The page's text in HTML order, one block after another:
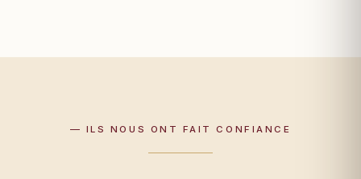
— ILS NOUS ONT FAIT CONFIANCE